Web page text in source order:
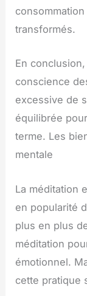
transformés.
En
conscience
excessive de
équilibrée
terme. Les
mentale
La méditation
en popularité
plus en plus
méditation
émotionnel.
cette pratique